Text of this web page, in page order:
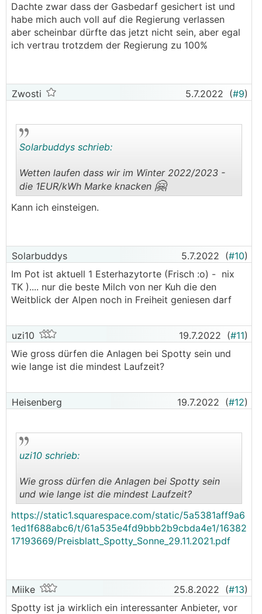
Dachte zwar dass der Gasbedarf gesichert ist und
habe mich auch voll auf die Regierung verlassen
aber scheinbar dürfte das jetzt nicht sein, aber egal
ich vertrau trotzdem der Regierung zu 100%
Zwosti 5.7.2022 (#9)
..
Solarbuddys schrieb:
Wetten laufen dass wir im Winter 2022/2023 -
die 1EUR/kWh Marke knacken 🤗
Kann ich einsteigen.
Solarbuddys 5.7.2022 (#10)
Im Pot ist aktuell 1 Esterhazytorte (Frisch :o) - nix
TK ).... nur die beste Milch von ner Kuh die den
Weitblick der Alpen noch in Freiheit geniesen darf
uzi10 19.7.2022 (#11)
Wie gross dürfen die Anlagen bei Spotty sein und
wie lange ist die mindest Laufzeit?
Heisenberg 19.7.2022 (#12)
..
uzi10 schrieb:
Wie gross dürfen die Anlagen bei Spotty sein
und wie lange ist die mindest Laufzeit?
https://static1.squarespace.com/static/5a5381aff9a6
1ed1f688abc6/t/61a535e4fd9bbb2b9cbda4e1/16382
17193669/Preisblatt_Spotty_Sonne_29.11.2021.pdf
Miike 25.8.2022 (#13)
Spotty ist ja wirklich ein interessanter Anbieter, vor